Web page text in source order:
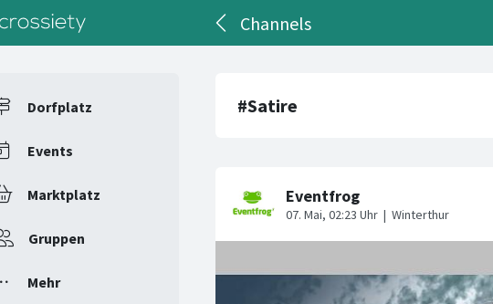
Channels
Dorfplatz
Events
Marktplatz
Gruppen
Mehr
#Satire